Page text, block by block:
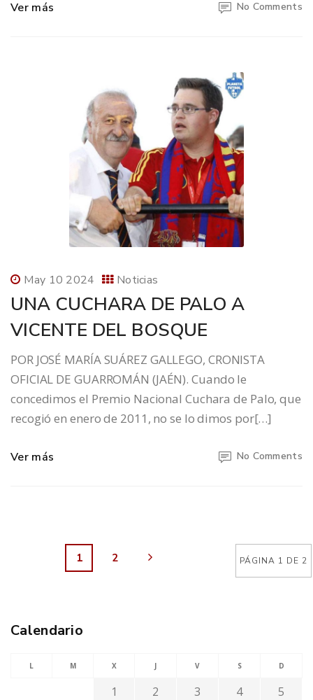
Ver más No Comments
May 10 2024 Noticias
UNA CUCHARA DE PALO A
VICENTE DEL BOSQUE
POR JOSÉ MARÍA SUÁREZ GALLEGO, CRONISTA
OFICIAL DE GUARROMÁN (JAÉN). Cuando le
concedimos el Premio Nacional Cuchara de Palo, que
recogió en enero de 2011, no se lo dimos por[…]
Ver más No Comments
PÁGINA 1 DE 2
1 2
Calendario
L M X J V S D
1 2 3 4
5